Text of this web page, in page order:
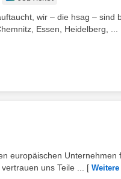
wir – die hsag – sind
Essen, Heidelberg, ...
europäischen
uns Teile ...
[